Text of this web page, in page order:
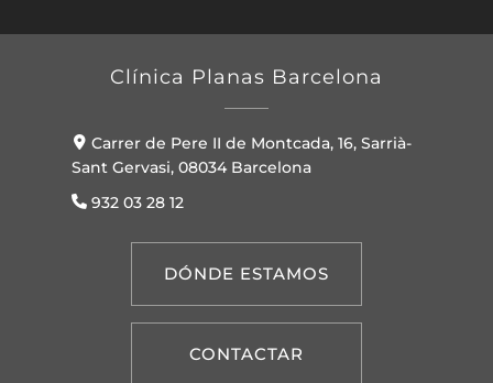
Clínica Planas Barcelona
Carrer de Pere II de Montcada, 16, Sarrià-
Sant Gervasi, 08034 Barcelona
932 03 28 12
DÓNDE ESTAMOS
CONTACTAR